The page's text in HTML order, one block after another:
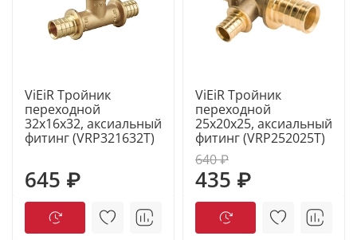
ViEiR Тройник
переходной
32х16х32, аксиальный
фитинг (VRP321632T)
645 ₽
ViEiR Тройник
переходной
25x20x25, аксиальный
фитинг (VRP252025T)
640 ₽
435 ₽